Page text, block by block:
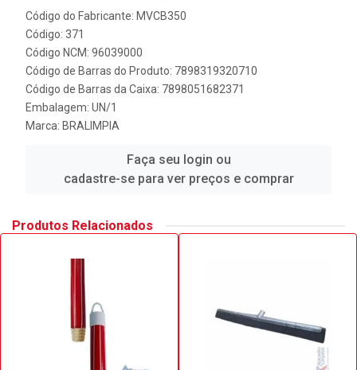
Código do Fabricante: MVCB350
Código: 371
Código NCM: 96039000
Código de Barras do Produto: 7898319320710
Código de Barras da Caixa: 7898051682371
Embalagem: UN/1
Marca: BRALIMPIA
Faça seu login ou
cadastre-se para ver preços e comprar
Produtos Relacionados